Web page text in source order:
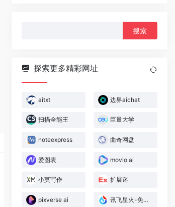
探索更多精彩网址
aitxt 边界aichat
扫描全能王 巨量大学
noteexpress 曲奇网盘
爱图表 movio ai
小莫写作 扩展迷
pixverse ai 讯飞星火-免费全能ai助手